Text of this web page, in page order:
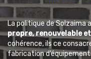
La politique de Solzaima
propre, renouvelable
cohérence, ils ce
fabrication